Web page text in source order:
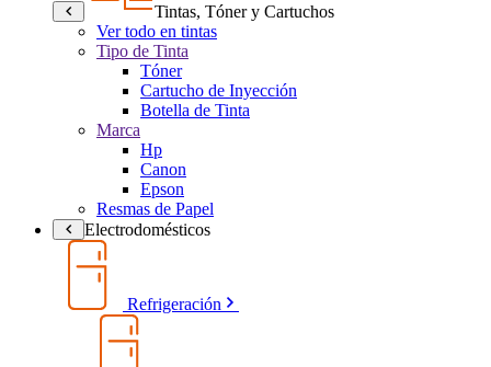
Tintas, Tóner y Cartuchos
Ver todo en tintas
Tipo de Tinta
Tóner
Cartucho de Inyección
Botella de Tinta
Marca
Hp
Canon
Epson
Resmas de Papel
Electrodomésticos
Refrigeración